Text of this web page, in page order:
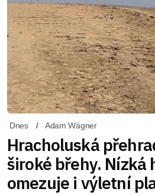
Dnes Adam Wágner
Hracholuská
široké břehy. Nízká
omezuje i výletní